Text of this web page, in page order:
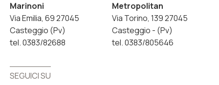
Marinoni
Via Emilia, 69 27045
Casteggio (Pv)
tel. 0383/82688
Metropolitan
Via Torino, 139 27045
Casteggio - (Pv)
tel. 0383/805646
SEGUICI SU